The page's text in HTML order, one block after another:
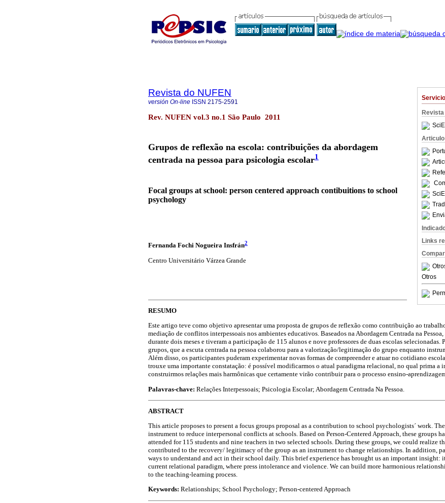
Revista
Articulo
Links
Otros
Revista do NUFEN
versión On-line ISSN 2175-2591
Rev. NUFEN vol.3 no.1 São Paulo 2011
Grupos de reflexão na escola: contribuições da abordagem
centrada na pessoa para psicologia escolar1
Focal groups at school: person centered approach contibuitions to school
psychology
Fernanda Fochi Nogueira Insfrán2
Centro Universitário Várzea Grande
RESUMO
Este artigo teve como objetivo apresentar uma proposta de grupos de reflexão como contribuição ao
mediação de conflitos interpessoais nos ambientes educativos. Baseados na Abordagem Centrada na
durante dois meses e tiveram a participação de 115 alunos e nove professores de duas escolas selecionadas.
grupos, que a escuta centrada na pessoa colaborou para a valorização/legitimação do grupo enquanto
Além disso, os participantes puderam experimentar novas formas de compreender e atuar no cotidiano
trouxe uma importante constatação: é possível modificarmos o atual paradigma relacional, no qual prima a
construirmos relações mais harmônicas que certamente virão contribuir para o processo ensino-
Palavras-chave: Relações Interpessoais; Psicologia Escolar; Abordagem Centrada Na Pessoa.
ABSTRACT
This article proposes to present a focus groups proposal as a contribution to school psychologists´ work.
instrument to reduce interpersonal conflicts at schools. Based on Person-Centered Approach, these groups
attended for 115 students and nine teachers in two selected schools. During these groups, we could realize
contributed to the recovery/ legitimacy of the group as an instrument to change relationships. In addition,
ways to understand and act in their school daily. This brief experience has brought us an important insight:
current relational paradigm, where press intolerance and violence. We can build more harmonious
to the teaching-learning process.
Keywords: Relationships; School Psychology; Person-centered Approach